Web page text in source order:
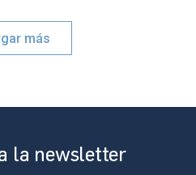
más
la newsletter